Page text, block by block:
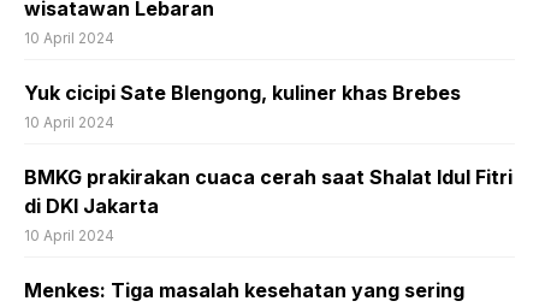
wisatawan Lebaran
10 April 2024
Yuk cicipi Sate Blengong, kuliner khas Brebes
10 April 2024
BMKG prakirakan cuaca cerah saat Shalat Idul Fitri
di DKI Jakarta
10 April 2024
Menkes: Tiga masalah kesehatan yang sering